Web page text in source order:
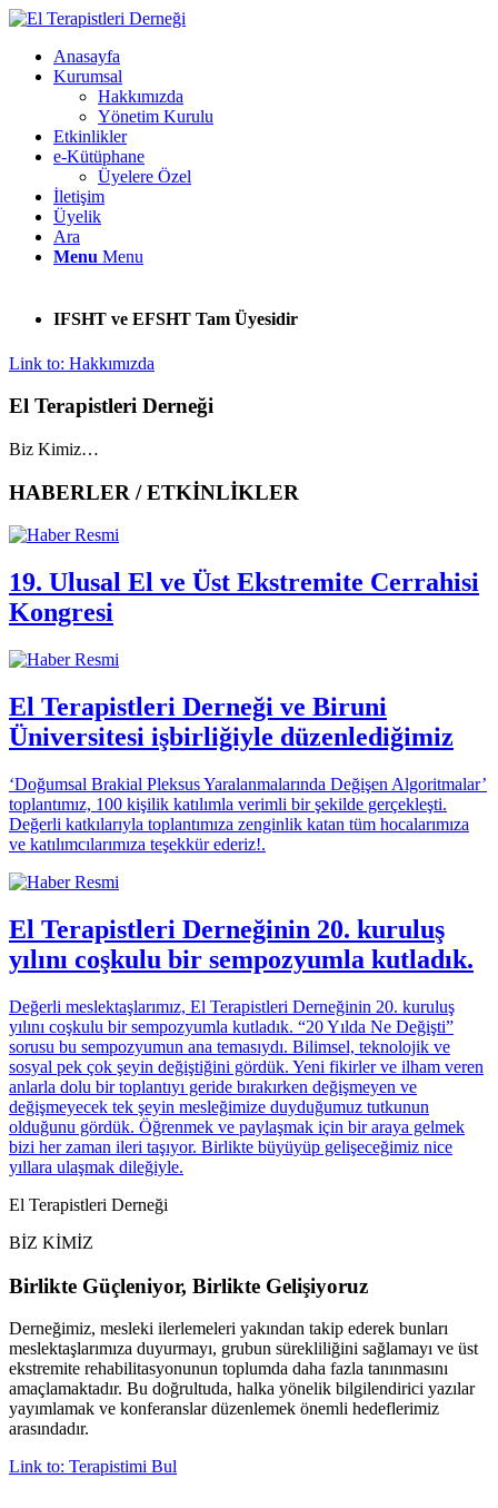
Anasayfa
Kurumsal
Hakkımızda
Yönetim Kurulu
Etkinlikler
e-Kütüphane
Üyelere Özel
İletişim
Üyelik
Ara
Menu Menu
IFSHT ve EFSHT Tam Üyesidir
Link to: Hakkımızda
El Terapistleri Derneği
Biz Kimiz…
HABERLER / ETKİNLİKLER
19. Ulusal El ve Üst Ekstremite Cerrahisi
Kongresi
El Terapistleri Derneği ve Biruni
Üniversitesi işbirliğiyle düzenlediğimiz
‘Doğumsal Brakial Pleksus Yaralanmalarında Değişen Algoritmalar’
toplantımız, 100 kişilik katılımla verimli bir şekilde gerçekleşti.
Değerli katkılarıyla toplantımıza zenginlik katan tüm hocalarımıza
ve katılımcılarımıza teşekkür ederiz!.
El Terapistleri Derneğinin 20. kuruluş
yılını coşkulu bir sempozyumla kutladık.
Değerli meslektaşlarımız, El Terapistleri Derneğinin 20. kuruluş
yılını coşkulu bir sempozyumla kutladık. “20 Yılda Ne Değişti”
sorusu bu sempozyumun ana temasıydı. Bilimsel, teknolojik ve
sosyal pek çok şeyin değiştiğini gördük. Yeni fikirler ve ilham veren
anlarla dolu bir toplantıyı geride bırakırken değişmeyen ve
değişmeyecek tek şeyin mesleğimize duyduğumuz tutkunun
olduğunu gördük. Öğrenmek ve paylaşmak için bir araya gelmek
bizi her zaman ileri taşıyor. Birlikte büyüyüp gelişeceğimiz nice
yıllara ulaşmak dileğiyle.
El Terapistleri Derneği
BİZ KİMİZ
Birlikte Güçleniyor, Birlikte Gelişiyoruz
Derneğimiz, mesleki ilerlemeleri yakından takip ederek bunları
meslektaşlarımıza duyurmayı, grubun sürekliliğini sağlamayı ve üst
ekstremite rehabilitasyonunun toplumda daha fazla tanınmasını
amaçlamaktadır. Bu doğrultuda, halka yönelik bilgilendirici yazılar
yayımlamak ve konferanslar düzenlemek önemli hedeflerimiz
arasındadır.
Link to: Terapistimi Bul